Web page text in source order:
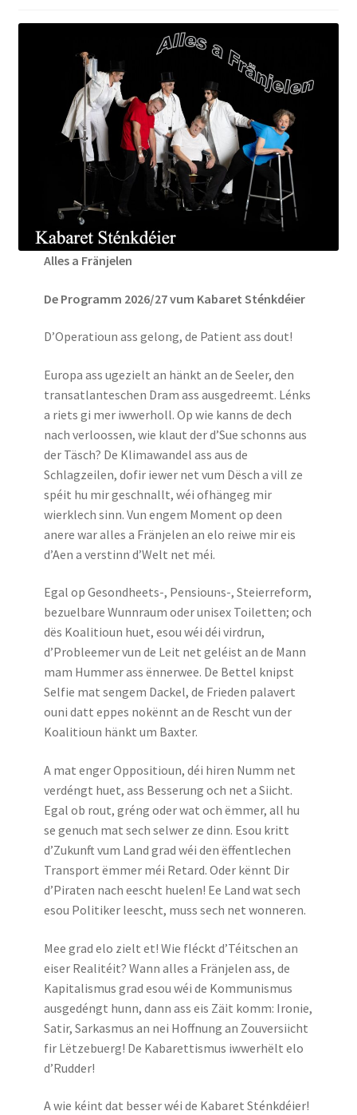
Alles a Fränjelen
De Programm 2026/27 vum Kabaret Sténkdéier
D’Operatioun ass gelong, de Patient ass dout!
Europa ass ugezielt an hänkt an de Seeler, den
transatlanteschen Dram ass ausgedreemt. Lénks
a riets gi mer iwwerholl. Op wie kanns de dech
nach verloossen, wie klaut der d’Sue schonns aus
der Täsch? De Klimawandel ass aus de
Schlagzeilen, dofir iewer net vum Dësch a vill ze
spéit hu mir geschnallt, wéi ofhängeg mir
wierklech sinn. Vun engem Moment op deen
anere war alles a Fränjelen an elo reiwe mir eis
d’Aen a verstinn d’Welt net méi.
Egal op Gesondheets-, Pensiouns-, Steierreform,
bezuelbare Wunnraum oder unisex Toiletten; och
dës Koalitioun huet, esou wéi déi virdrun,
d’Probleemer vun de Leit net geléist an de Mann
mam Hummer ass ënnerwee. De Bettel knipst
Selfie mat sengem Dackel, de Frieden palavert
ouni datt eppes nokënnt an de Rescht vun der
Koalitioun hänkt um Baxter.
A mat enger Oppositioun, déi hiren Numm net
verdéngt huet, ass Besserung och net a Siicht.
Egal ob rout, gréng oder wat och ëmmer, all hu
se genuch mat sech selwer ze dinn. Esou kritt
d’Zukunft vum Land grad wéi den ëffentlechen
Transport ëmmer méi Retard. Oder kënnt Dir
d’Piraten nach eescht huelen! Ee Land wat sech
esou Politiker leescht, muss sech net wonneren.
Mee grad elo zielt et! Wie fléckt d’Téitschen an
eiser Realitéit? Wann alles a Fränjelen ass, de
Kapitalismus grad esou wéi de Kommunismus
ausgedéngt hunn, dann ass eis Zäit komm: Ironie,
Satir, Sarkasmus an nei Hoffnung an Zouversiicht
fir Lëtzebuerg! De Kabarettismus iwwerhëlt elo
d’Rudder!
A wie kéint dat besser wéi de Kabaret Sténkdéier!